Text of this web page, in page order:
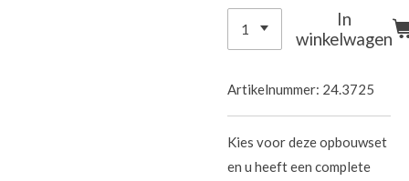
In
winkelwagen
Artikelnummer: 24.3725
Kies voor deze opbouwset
en u heeft een complete